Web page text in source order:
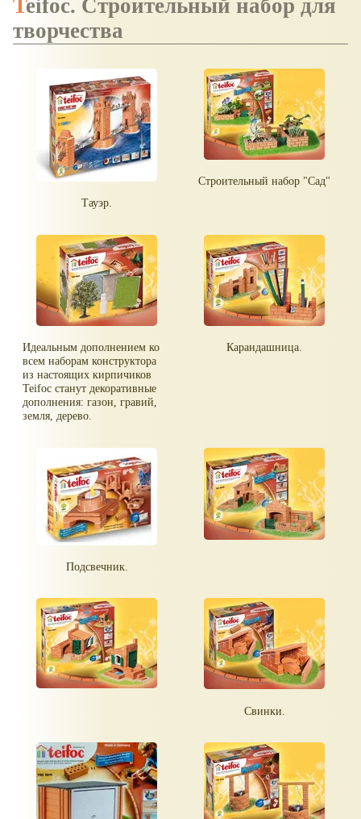
Teifoc. Строительный набор для
творчества
Тауэр.
Строительный набор "Сад"
Идеальным дополнением ко
всем наборам конструктора
из настоящих кирпичиков
Teifoc станут декоративные
дополнения: газон, гравий,
земля, дерево.
Карандашница.
Подсвечник.
Свинки.